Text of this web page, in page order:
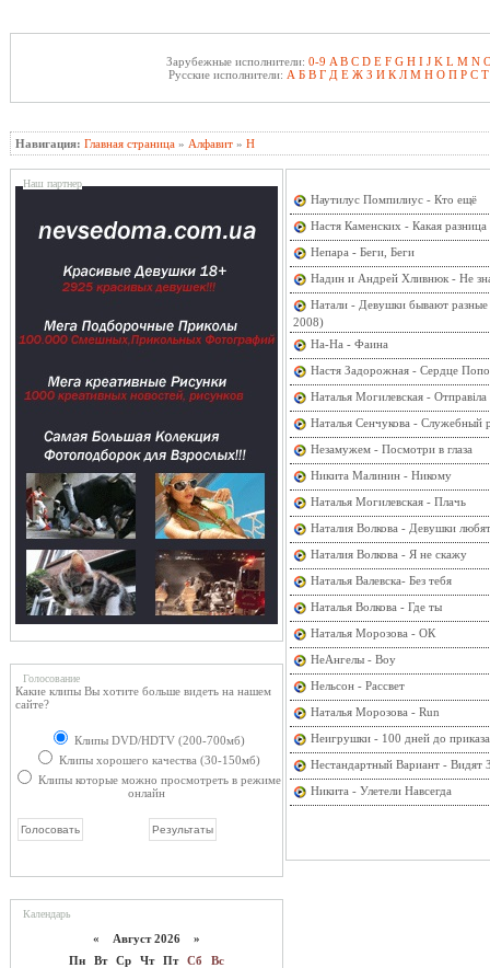
Зарубежные исполнители: 0-9 A B C D E F G H I J K L M N
Русские исполнители: А Б В Г Д Е Ж З И К Л М Н О П Р С Т
Навигация: Главная страница » Алфавит » Н
Наш партнер
Голосование
Какие клипы Вы хотите больше видеть на нашем
сайте?
Клипы DVD/HDTV (200-700мб)
Клипы хорошего качества (30-150мб)
Клипы которые можно просмотреть в режиме
онлайн
Календарь
« Август 2026 »
Пн
Вт Ср Чт Пт Сб
Вс
Наутилус Помпилиус - Кто ещё
Настя Каменских - Какая разница
Непара - Беги, Беги
Надин и Андрей Хливнюк - Не
Натали - Девушки бывают
2008)
На-На - Фаина
Настя Задорожная - Сердце
Наталья Могилевская - Отправiла
Наталья Сенчукова - Служебный
Незамужем - Посмотри в глаза
Никита Малинин - Никому
Наталья Могилевская - Плачь
Наталия Волкова - Девушки любят
Наталия Волкова - Я не скажу
Наталья Валевска- Без тебя
Наталья Волкова - Где ты
Наталья Морозова - ОК
НеАнгелы - Вoy
Нельсон - Рассвет
Наталья Морозова - Run
Неигрушки - 100 дней до приказа
Нестандартный Вариант - Видят
Никита - Улетели Навсегда